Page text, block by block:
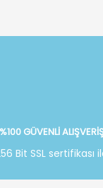
%100 GÜVENLİ
Bit SSL sertifikası